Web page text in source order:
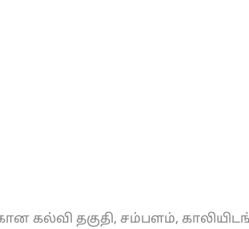
கல்வி தகுதி, சம்பளம்,